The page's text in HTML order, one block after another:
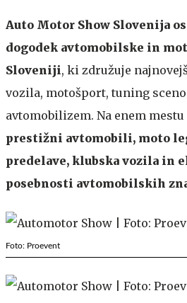
Auto Motor Show Slovenija
dogodek avtomobilske in
Sloveniji, ki združuje
vozila, motošport, tuning
avtomobilizem. Na enem
prestižni avtomobili, moto
predelave, klubska vozila in
posebnosti avtomobilskih
Foto: Proevent